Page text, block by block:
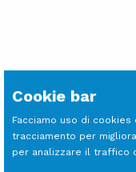
Cookie bar
Facciamo uso di
tracciamento per
per analizzare il traffico